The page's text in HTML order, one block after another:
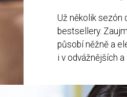
Už několik sezón
bestsellery.
působí něžně a
i v odvážnějších